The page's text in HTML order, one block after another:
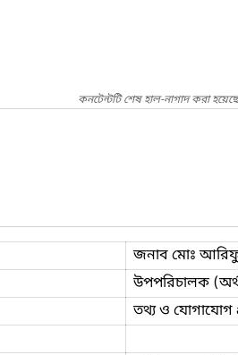
কনটেন্টটি শেষ হাল-নাগাদ করা
জনাব মোঃ
উপপরিচালক
তথ্য ও যোগাযোগ